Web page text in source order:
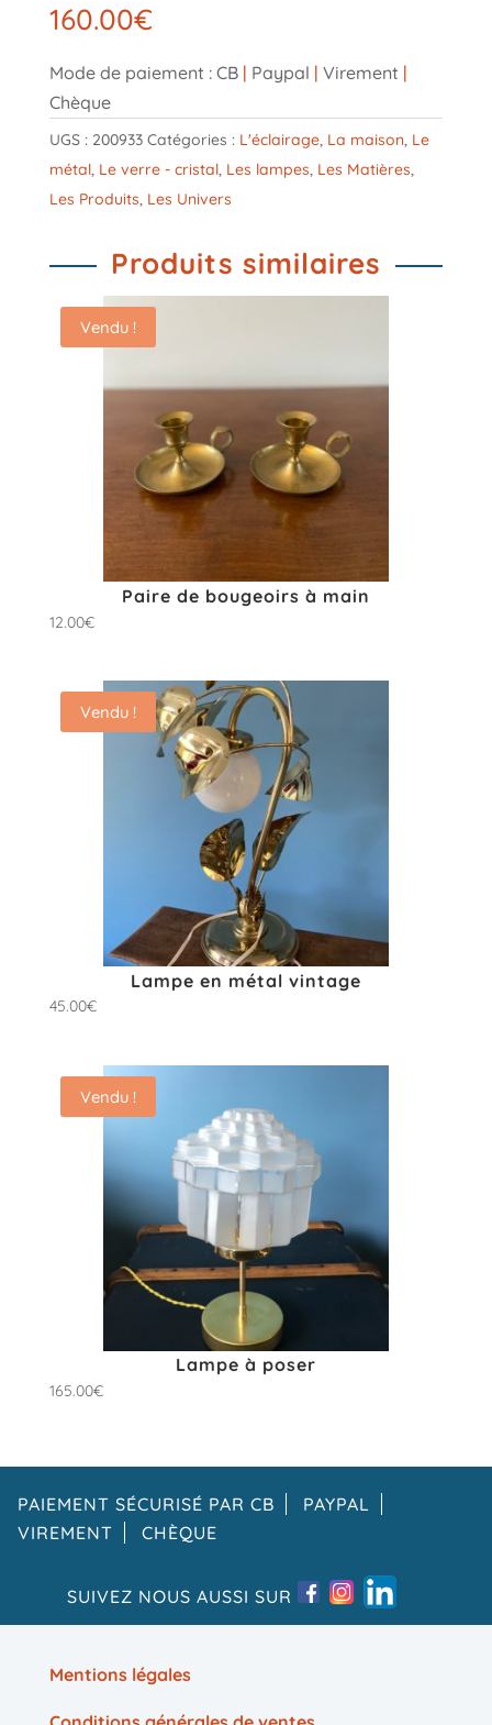
160.00€
Mode de paiement : CB | Paypal | Virement |
Chèque
UGS : 200933 Catégories : L'éclairage, La maison, Le
métal, Le verre - cristal, Les lampes, Les Matières,
Les Produits, Les Univers
Produits similaires
Paire de bougeoirs à main
12.00€
Vendu !
Lampe en métal vintage
45.00€
Vendu !
Lampe à poser
165.00€
Vendu !
PAIEMENT SÉCURISÉ PAR CB
PAYPAL
VIREMENT
CHÈQUE
SUIVEZ NOUS AUSSI SUR
Mentions légales